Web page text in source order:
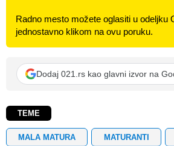
Radno mesto možete oglasiti u odeljku
jednostavno klikom na ovu poruku.
Dodaj 021.rs kao glavni izvor na
TEME
MALA MATURA MATURANTI